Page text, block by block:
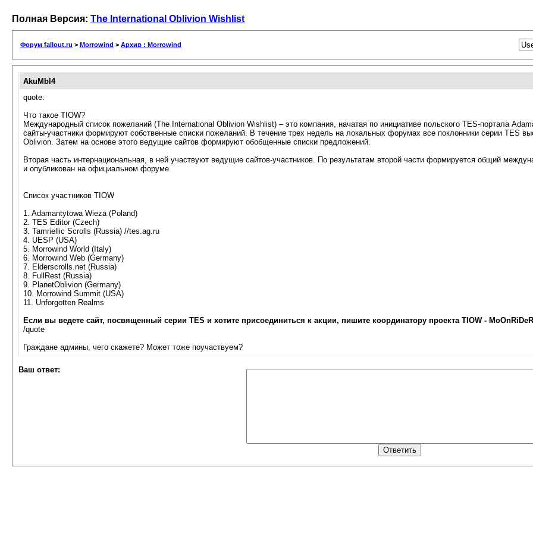
Полная Версия: The International Oblivion Wishlist
Форум fallout.ru > Morrowind > Архив : Morrowind
AkuMbl4
quote:
Что такое TIOW?
Международный список пожеланий (The International Oblivion Wishlist) – это компания, начатая по инициативе польского TES-портала
сайты-участники формируют собственные списки пожеланий. В течение трех недель на локальных форумах все поклонники серии TES
Oblivion. Затем на основе этого ведущие сайтов формируют обобщенные списки предложений.
Вторая часть интернациональная, в ней участвуют ведущие сайтов-участников. По результатам второй части формируется общий
и опубликован на официальном форуме.
Список участников TIOW
1. Adamantytowa Wieza (Poland)
2. TES Editor (Czech)
3. Tamriellic Scrolls (Russia) //tes.ag.ru
4. UESP (USA)
5. Morrowind World (Italy)
6. Morrowind Web (Germany)
7. Elderscrolls.net (Russia)
8. FullRest (Russia)
9. PlanetOblivion (Germany)
10. Morrowind Summit (USA)
11. Unforgotten Realms
Если вы ведете сайт, посвященный серии TES и хотите присоединиться к акции, пишите координатору проекта TIOW - MoOnRiDeR
/quote
Граждане админы, чего скажете? Может тоже поучаствуем?
Ваш ответ: